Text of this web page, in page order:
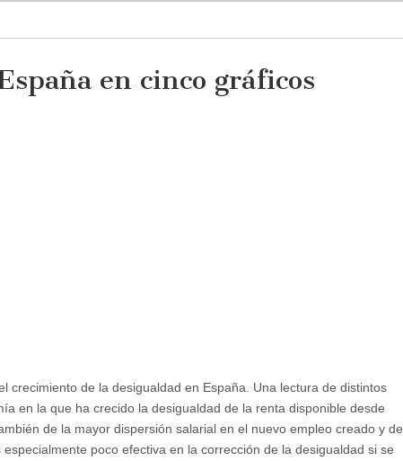
en cinco gráficos
crecimiento de la desigualdad en España. Una lectura de distintos
en la que ha crecido la desigualdad de la renta disponible desde
de la mayor dispersión salarial en el nuevo empleo creado y de
poco efectiva en la corrección de la desigualdad si se